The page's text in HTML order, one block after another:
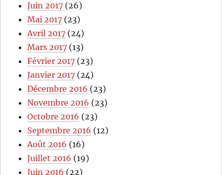
Juin 2017 (26)
Mai 2017 (23)
Avril 2017 (24)
Mars 2017 (13)
Février 2017 (23)
Janvier 2017 (24)
Décembre 2016 (23)
Novembre 2016 (23)
Octobre 2016 (23)
Septembre 2016 (12)
Août 2016 (16)
Juillet 2016 (19)
Juin 2016 (22)